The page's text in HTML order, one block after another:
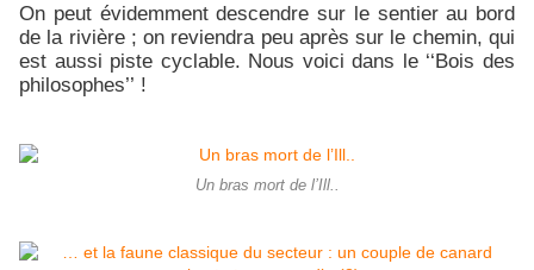
On peut évidemment descendre sur le sentier au bord
de la rivière ; on reviendra peu après sur le chemin, qui
est aussi piste cyclable. Nous voici dans le ‘‘Bois des
philosophes’’ !
Un bras mort de l’Ill..